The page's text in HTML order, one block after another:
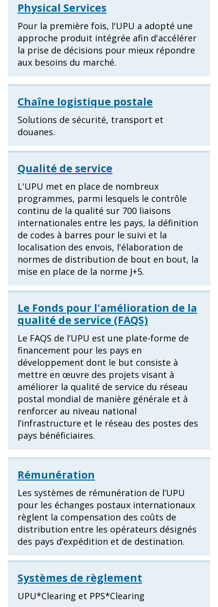
Physical Services
Pour la première fois, l'UPU a adopté une
approche produit intégrée afin d'accélérer
la prise de décisions pour mieux répondre
aux besoins du marché.
Chaîne logistique postale
Solutions de sécurité, transport et
douanes.
Qualité de service
L'UPU met en place de nombreux
programmes, parmi lesquels le contrôle
continu de la qualité sur 700 liaisons
internationales entre les pays, la définition
de codes à barres pour le suivi et la
localisation des envois, l'élaboration de
normes de distribution de bout en bout, la
mise en place de la norme J+5.
Le Fonds pour l'amélioration de la
qualité de service (FAQS)
Le FAQS de l’UPU est une plate-forme de
financement pour les pays en
développement dont le but consiste à
mettre en œuvre des projets visant à
améliorer la qualité de service du réseau
postal mondial de manière générale et à
renforcer au niveau national
l’infrastructure et le réseau des postes des
pays bénéficiaires.
Rémunération
Les systèmes de rémunération de l’UPU
pour les échanges postaux internationaux
règlent la compensation des coûts de
distribution entre les opérateurs désignés
des pays d’expédition et de destination.
Systèmes de règlement
UPU*Clearing et PPS*Clearing